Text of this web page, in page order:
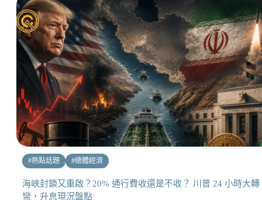
#熱點話題 #總體經濟
海峽封鎖又重啟？20% 通行費收還是不收？ 川普 24 小時大轉
彎，升息現況盤點